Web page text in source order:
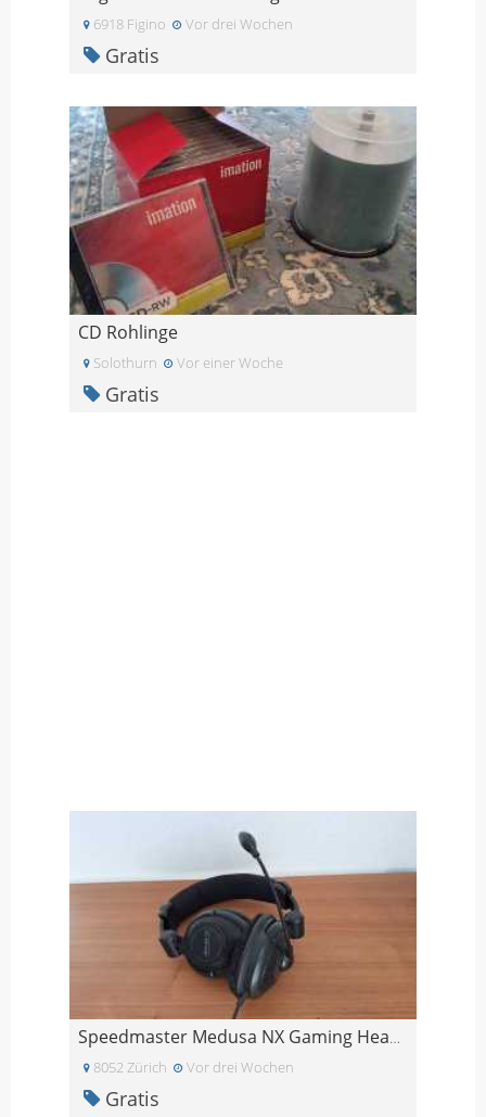
6918 Figino Vor drei Wochen
Gratis
CD Rohlinge
Solothurn Vor einer Woche
Gratis
Speedmaster Medusa NX Gaming Headset
8052 Zürich Vor drei Wochen
Gratis